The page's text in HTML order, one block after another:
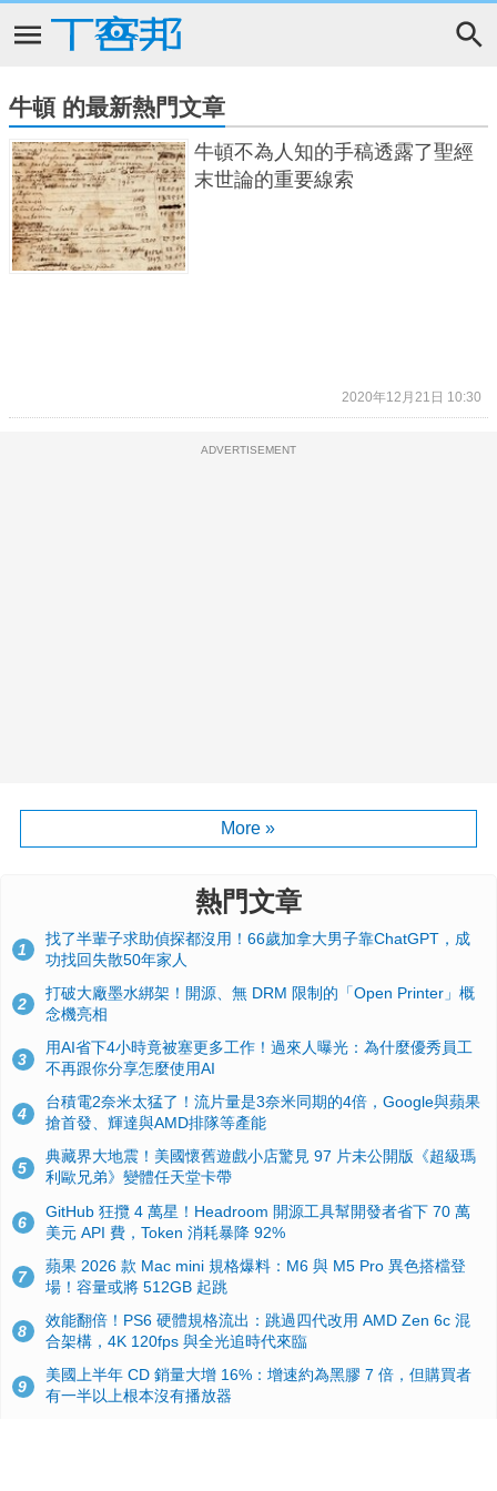
牛頓 的最新熱門文章
牛頓不為人知的手稿透露了聖經
末世論的重要線索
2020年12月21日 10:30
ADVERTISEMENT
More »
熱門文章
1
找了半輩子求助偵探都沒用！66歲加拿大男子靠ChatGPT，成
功找回失散50年家人
2
打破大廠墨水綁架！開源、無 DRM 限制的「Open Printer」概
念機亮相
3
用AI省下4小時竟被塞更多工作！過來人曝光：為什麼優秀員工
不再跟你分享怎麼使用AI
4
台積電2奈米太猛了！流片量是3奈米同期的4倍，Google與蘋果
搶首發、輝達與AMD排隊等產能
5
典藏界大地震！美國懷舊遊戲小店驚見 97 片未公開版《超級瑪
利歐兄弟》變體任天堂卡帶
6
GitHub 狂攬 4 萬星！Headroom 開源工具幫開發者省下 70 萬
美元 API 費，Token 消耗暴降 92%
7
蘋果 2026 款 Mac mini 規格爆料：M6 與 M5 Pro 異色搭檔登
場！容量或將 512GB 起跳
8
效能翻倍！PS6 硬體規格流出：跳過四代改用 AMD Zen 6c 混
合架構，4K 120fps 與全光追時代來臨
9
美國上半年 CD 銷量大增 16%：增速約為黑膠 7 倍，但購買者
有一半以上根本沒有播放器